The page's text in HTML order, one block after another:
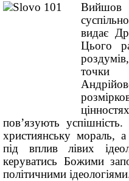
Вийшов
видає
Цього
повʼязують
християнську мораль,
під вплив лівих
керуватись Божими
політичними